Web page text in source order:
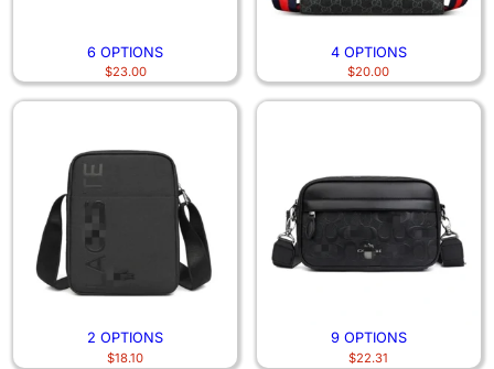
6 OPTIONS
$23.00
4 OPTIONS
$20.00
2 OPTIONS
$18.10
9 OPTIONS
$22.31